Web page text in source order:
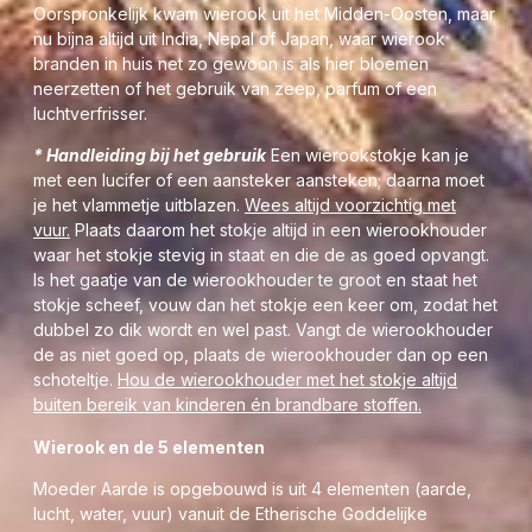
Loop langzaam door de ruimte, laat de rook langs
muren, hoeken en deuropeningen waaien.
Visualiseer dat grijs stof en zwaarte oplossen in
Gouden & Wit Zilveren Licht.
Zet het stokje in de houder en laat het rustig
opbranden.
Ga zitten en adem diep in
Laat de geur je vullen met haar zachte helderheid.
Sluit af met een korte intentie of dankwoord,
bijvoorbeeld:
“Moge deze ruimte gevuld zijn met vrede, licht en
liefde.”
Al mijn ingezegende Wierook Geuren zorgen naast een
Ontspanning etc., wat de stemming verbetert in de
ruimte waar dit gebrand wordt, want Uw aura zal
Oorspronkelijk kwam wierook uit het Midden-Oosten, maar
nu bijna altijd uit India, Nepal of Japan, waar wierook
branden in huis net zo gewoon is als hier bloemen
neerzetten of het gebruik van zeep, parfum of een
luchtverfrisser.
* Handleiding bij het gebruikEen wierookstokje kan je
met een lucifer of een aansteker aansteken; daarna moet
je het vlammetje uitblazen. Wees altijd voorzichtig met
vuur. Plaats daarom het stokje altijd in een wierookhouder
waar het stokje stevig in staat en die de as goed opvangt.
Is het gaatje van de wierookhouder te groot en staat het
stokje scheef, vouw dan het stokje een keer om, zodat het
dubbel zo dik wordt en wel past. Vangt de wierookhouder
de as niet goed op, plaats de wierookhouder dan op een
schoteltje. Hou de wierookhouder met het stokje altijd
buiten bereik van kinderen én brandbare stoffen.
Wierook en de 5 elementen
Moeder Aarde is opgebouwd is uit 4 elementen (aarde,
lucht, water, vuur) vanuit de Etherische Goddelijke